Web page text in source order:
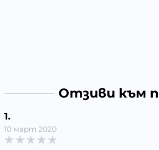
Отзиви към
1.
10 март 2020